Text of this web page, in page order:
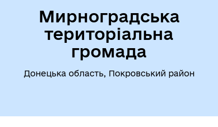
Мирноградська
територіальна
громада
Донецька область, Покровський район